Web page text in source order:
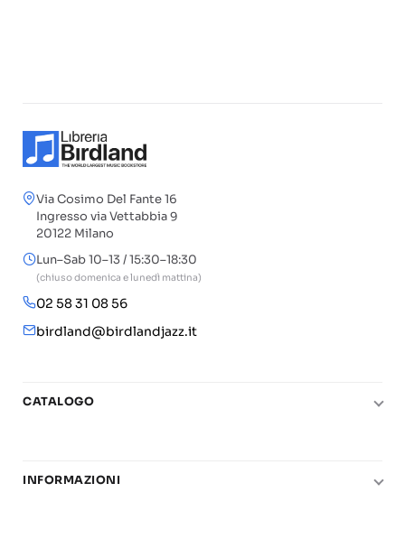
Via Cosimo Del Fante 16
Ingresso via Vettabbia 9
20122 Milano
Lun–Sab 10–13 / 15:30–18:30
(chiuso domenica e lunedì mattina)
02 58 31 08 56
birdland@birdlandjazz.it
CATALOGO
Chitarra
INFORMAZIONI